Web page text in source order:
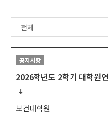
공지사항
2026학년도 2학기 대학원
보건대학원